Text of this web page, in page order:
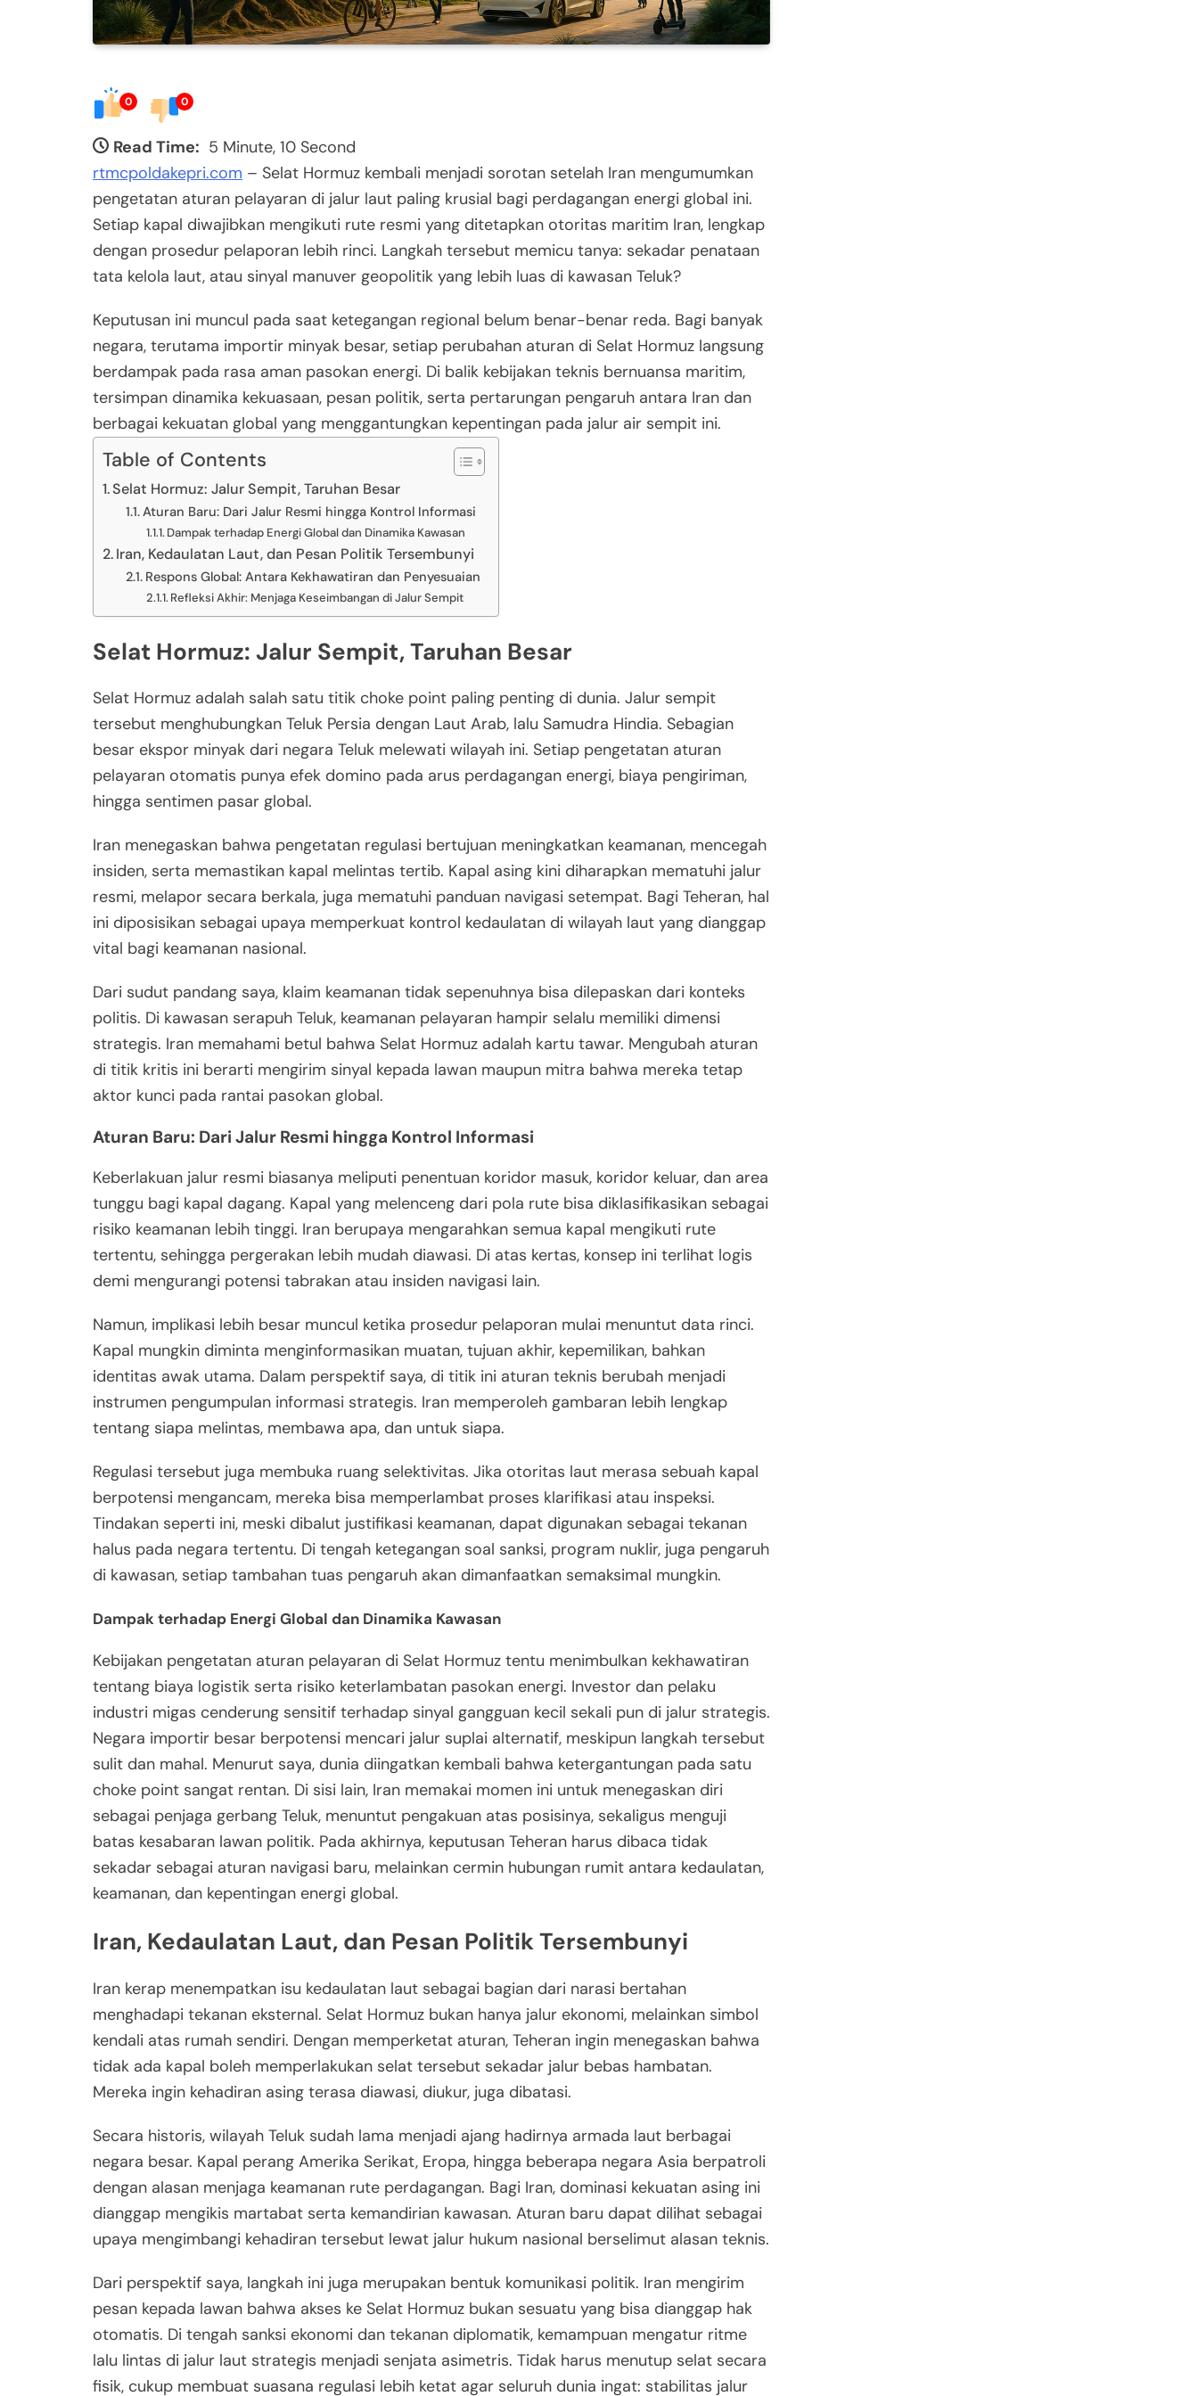
0 0
Read Time: 5 Minute, 10 Second
rtmcpoldakepri.com – Selat Hormuz kembali menjadi sorotan setelah Iran mengumumkan
pengetatan aturan pelayaran di jalur laut paling krusial bagi perdagangan energi global ini.
Setiap kapal diwajibkan mengikuti rute resmi yang ditetapkan otoritas maritim Iran, lengkap
dengan prosedur pelaporan lebih rinci. Langkah tersebut memicu tanya: sekadar penataan
tata kelola laut, atau sinyal manuver geopolitik yang lebih luas di kawasan Teluk?
Keputusan ini muncul pada saat ketegangan regional belum benar-benar reda. Bagi banyak
negara, terutama importir minyak besar, setiap perubahan aturan di Selat Hormuz langsung
berdampak pada rasa aman pasokan energi. Di balik kebijakan teknis bernuansa maritim,
tersimpan dinamika kekuasaan, pesan politik, serta pertarungan pengaruh antara Iran dan
berbagai kekuatan global yang menggantungkan kepentingan pada jalur air sempit ini.
Table of Contents
Selat Hormuz: Jalur Sempit, Taruhan Besar
Aturan Baru: Dari Jalur Resmi hingga Kontrol Informasi
Dampak terhadap Energi Global dan Dinamika Kawasan
Iran, Kedaulatan Laut, dan Pesan Politik Tersembunyi
Respons Global: Antara Kekhawatiran dan Penyesuaian
Refleksi Akhir: Menjaga Keseimbangan di Jalur Sempit
Selat Hormuz: Jalur Sempit, Taruhan Besar
Selat Hormuz adalah salah satu titik choke point paling penting di dunia. Jalur sempit
tersebut menghubungkan Teluk Persia dengan Laut Arab, lalu Samudra Hindia. Sebagian
besar ekspor minyak dari negara Teluk melewati wilayah ini. Setiap pengetatan aturan
pelayaran otomatis punya efek domino pada arus perdagangan energi, biaya pengiriman,
hingga sentimen pasar global.
Iran menegaskan bahwa pengetatan regulasi bertujuan meningkatkan keamanan, mencegah
insiden, serta memastikan kapal melintas tertib. Kapal asing kini diharapkan mematuhi jalur
resmi, melapor secara berkala, juga mematuhi panduan navigasi setempat. Bagi Teheran, hal
ini diposisikan sebagai upaya memperkuat kontrol kedaulatan di wilayah laut yang dianggap
vital bagi keamanan nasional.
Dari sudut pandang saya, klaim keamanan tidak sepenuhnya bisa dilepaskan dari konteks
politis. Di kawasan serapuh Teluk, keamanan pelayaran hampir selalu memiliki dimensi
strategis. Iran memahami betul bahwa Selat Hormuz adalah kartu tawar. Mengubah aturan
di titik kritis ini berarti mengirim sinyal kepada lawan maupun mitra bahwa mereka tetap
aktor kunci pada rantai pasokan global.
Aturan Baru: Dari Jalur Resmi hingga Kontrol Informasi
Keberlakuan jalur resmi biasanya meliputi penentuan koridor masuk, koridor keluar, dan area
tunggu bagi kapal dagang. Kapal yang melenceng dari pola rute bisa diklasifikasikan sebagai
risiko keamanan lebih tinggi. Iran berupaya mengarahkan semua kapal mengikuti rute
tertentu, sehingga pergerakan lebih mudah diawasi. Di atas kertas, konsep ini terlihat logis
demi mengurangi potensi tabrakan atau insiden navigasi lain.
Namun, implikasi lebih besar muncul ketika prosedur pelaporan mulai menuntut data rinci.
Kapal mungkin diminta menginformasikan muatan, tujuan akhir, kepemilikan, bahkan
identitas awak utama. Dalam perspektif saya, di titik ini aturan teknis berubah menjadi
instrumen pengumpulan informasi strategis. Iran memperoleh gambaran lebih lengkap
tentang siapa melintas, membawa apa, dan untuk siapa.
Regulasi tersebut juga membuka ruang selektivitas. Jika otoritas laut merasa sebuah kapal
berpotensi mengancam, mereka bisa memperlambat proses klarifikasi atau inspeksi.
Tindakan seperti ini, meski dibalut justifikasi keamanan, dapat digunakan sebagai tekanan
halus pada negara tertentu. Di tengah ketegangan soal sanksi, program nuklir, juga pengaruh
di kawasan, setiap tambahan tuas pengaruh akan dimanfaatkan semaksimal mungkin.
Dampak terhadap Energi Global dan Dinamika Kawasan
Kebijakan pengetatan aturan pelayaran di Selat Hormuz tentu menimbulkan kekhawatiran
tentang biaya logistik serta risiko keterlambatan pasokan energi. Investor dan pelaku
industri migas cenderung sensitif terhadap sinyal gangguan kecil sekali pun di jalur strategis.
Negara importir besar berpotensi mencari jalur suplai alternatif, meskipun langkah tersebut
sulit dan mahal. Menurut saya, dunia diingatkan kembali bahwa ketergantungan pada satu
choke point sangat rentan. Di sisi lain, Iran memakai momen ini untuk menegaskan diri
sebagai penjaga gerbang Teluk, menuntut pengakuan atas posisinya, sekaligus menguji
batas kesabaran lawan politik. Pada akhirnya, keputusan Teheran harus dibaca tidak
sekadar sebagai aturan navigasi baru, melainkan cermin hubungan rumit antara kedaulatan,
keamanan, dan kepentingan energi global.
Iran, Kedaulatan Laut, dan Pesan Politik Tersembunyi
Iran kerap menempatkan isu kedaulatan laut sebagai bagian dari narasi bertahan
menghadapi tekanan eksternal. Selat Hormuz bukan hanya jalur ekonomi, melainkan simbol
kendali atas rumah sendiri. Dengan memperketat aturan, Teheran ingin menegaskan bahwa
tidak ada kapal boleh memperlakukan selat tersebut sekadar jalur bebas hambatan.
Mereka ingin kehadiran asing terasa diawasi, diukur, juga dibatasi.
Secara historis, wilayah Teluk sudah lama menjadi ajang hadirnya armada laut berbagai
negara besar. Kapal perang Amerika Serikat, Eropa, hingga beberapa negara Asia berpatroli
dengan alasan menjaga keamanan rute perdagangan. Bagi Iran, dominasi kekuatan asing ini
dianggap mengikis martabat serta kemandirian kawasan. Aturan baru dapat dilihat sebagai
upaya mengimbangi kehadiran tersebut lewat jalur hukum nasional berselimut alasan teknis.
Dari perspektif saya, langkah ini juga merupakan bentuk komunikasi politik. Iran mengirim
pesan kepada lawan bahwa akses ke Selat Hormuz bukan sesuatu yang bisa dianggap hak
otomatis. Di tengah sanksi ekonomi dan tekanan diplomatik, kemampuan mengatur ritme
lalu lintas di jalur laut strategis menjadi senjata asimetris. Tidak harus menutup selat secara
fisik, cukup membuat suasana regulasi lebih ketat agar seluruh dunia ingat: stabilitas jalur